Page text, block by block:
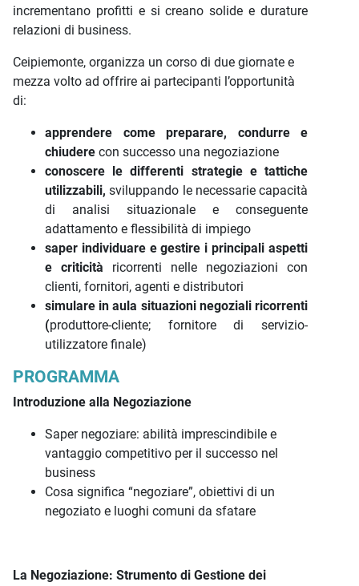
incrementano profitti e si creano solide e durature
relazioni di business.
Ceipiemonte, organizza un corso di due giornate e
mezza volto ad offrire ai partecipanti l’opportunità
di:
apprendere come preparare, condurre e
chiudere con successo una negoziazione
conoscere le differenti strategie e tattiche
utilizzabili, sviluppando le necessarie capacità
di analisi situazionale e conseguente
adattamento e flessibilità di impiego
saper individuare e gestire i principali aspetti
e criticità ricorrenti nelle negoziazioni con
clienti, fornitori, agenti e distributori
simulare in aula situazioni negoziali ricorrenti
(produttore-cliente; fornitore di servizio-
utilizzatore finale)
PROGRAMMA
Introduzione alla Negoziazione
Saper negoziare: abilità imprescindibile e
vantaggio competitivo per il successo nel
business
Cosa significa “negoziare”, obiettivi di un
negoziato e luoghi comuni da sfatare
La Negoziazione: Strumento di Gestione dei